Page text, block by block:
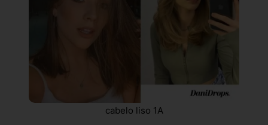
cabelo liso 1A